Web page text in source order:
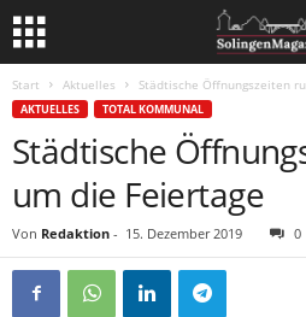
Start Aktuelles Städtische Öffnungszeiten
AKTUELLES TOTAL KOMMUNAL
Städtische
um die Feiertage
Von Redaktion - 15. Dezember 2019 0